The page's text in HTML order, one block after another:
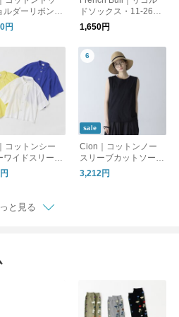
ルダーリボンワ
ス・19-26113
円
ドソックス・11-2625
9
1,650円
コットンシー
ワイドスリーブ
・19-24105 半
sale
Cion｜コットンノー
スリーブカットソー・
19-24124
3,212円
と見る